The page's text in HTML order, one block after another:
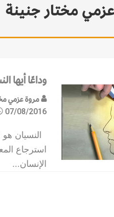
مختار جنينة
وداعًا أيها
مروة عزمي
07/08/2016
النسيان هو
استرجاع
الإنسان...